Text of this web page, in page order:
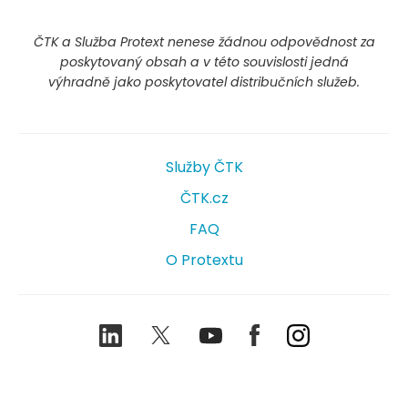
ČTK a Služba Protext nenese žádnou odpovědnost za
poskytovaný obsah a v této souvislosti jedná
výhradně jako poskytovatel distribučních služeb.
Služby ČTK
ČTK.cz
FAQ
O Protextu
LinkedIn TwitterYoutubeFacebookInstagram